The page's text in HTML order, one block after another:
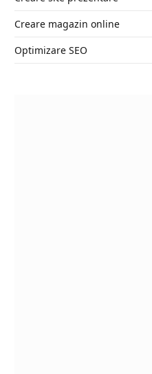
Creare magazin online
Optimizare SEO